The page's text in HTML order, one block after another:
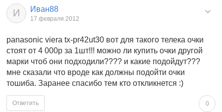
И Иван88
17 февраля 2012
panasonic viera tx-pr42ut30 вот для такого телека очки
стоят от 4 000р за 1шт!!! можно ли купить очки другой
марки чтоб они подходили???? и какие подойдут???
мне сказали что вроде как должны подойти очки
тошиба. Заранее спасибо тем кто откликнется :)
0
Ответить